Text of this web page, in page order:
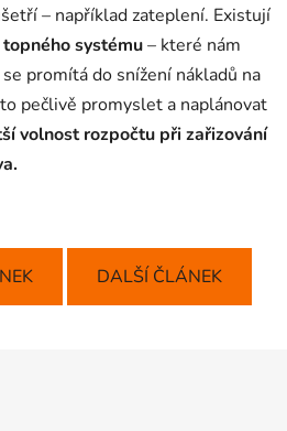
– například zateplení. Existují
systému– které nám
promítá do snížení nákladů na
pečlivě promyslet a naplánovat
volnost rozpočtu při zařizování
DALŠÍ ČLÁNEK